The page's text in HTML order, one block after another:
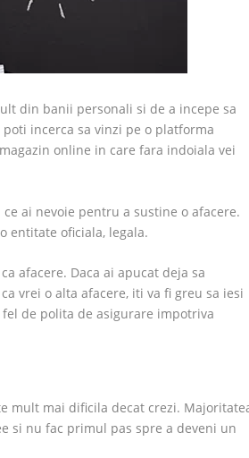
din banii personali si de a incepe sa
incerca sa vinzi pe o platforma
online in care fara indoiala vei
ai nevoie pentru a sustine o afacere.
entitate oficiala, legala.
afacere. Daca ai apucat deja sa
vrei o alta afacere, iti va fi greu sa iesi
de polita de asigurare impotriva
mult mai dificila decat crezi.
si nu fac primul pas spre a deveni un